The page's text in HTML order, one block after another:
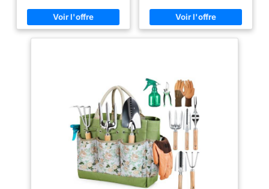
inoxydable durable - Les têtes
en acier inoxydable robuste
peuvent résister aux racines,
désherbage, etc. Le processus
de polissage miroir permet à
l'outil d'adhérer le moins
possible à la terre et de se
nettoyer plus facilement.
Poignée confortable - La
poignée bien conçue en bois de
frêne s'adapte facilement à
votre main et réduira la douleur
et la fatigue de la main pendant
le creusement, le désherbage et